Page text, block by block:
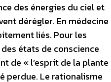
des énergies du ciel et
dérégler. En médecine
liés. Pour les
états de conscience
de « l’esprit de la plante
perdue. Le rationalisme